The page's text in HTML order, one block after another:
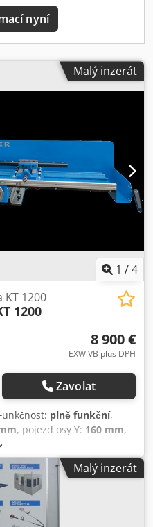
motor + 6
220–3100 min⁻¹ Hlava
6mm přípojkou
75l PE zásobník
délka 2000mm, plastová
D12x30mm, špička
Zařízení pro řezání
integrace na PBA
ramenem, rychlost
100–950 mm, 6 ks
6, 8, 10, 12; včetně
připojení a
vyhrazen.
nyní
Malý inzerát
1 /4
1200
1200
8 900 €
EXW VB plus DPH
Zavolat
plně funkční,
, pojezd osy Y: 160 mm,
stolu:
použití s
se všemi běžnými
adaptérových desek,
pojezdu: x-osa 1200
maximální úspory
Malý inzerát